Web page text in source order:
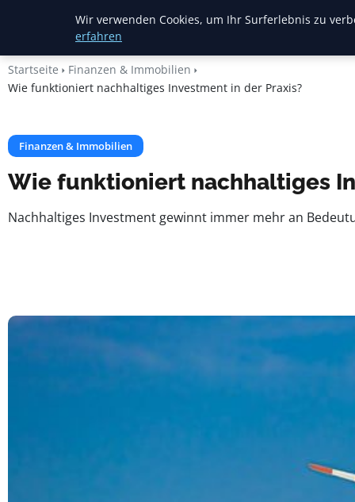
Heide Rundum
Startseite
Finanzen & Immobilien
Wie funktioniert nachhaltiges Investment in der Praxis?
Finanzen & Immobilien
Wie funktioniert nachhaltiges
Nachhaltiges Investment gewinnt immer mehr an
Wir verwenden Cookies, um Ihr Surferlebnis zu
erfahren